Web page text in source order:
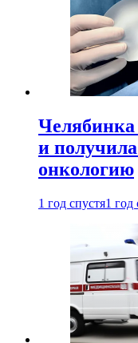
Челябинка
и
онкологию
1 год спустя1 год